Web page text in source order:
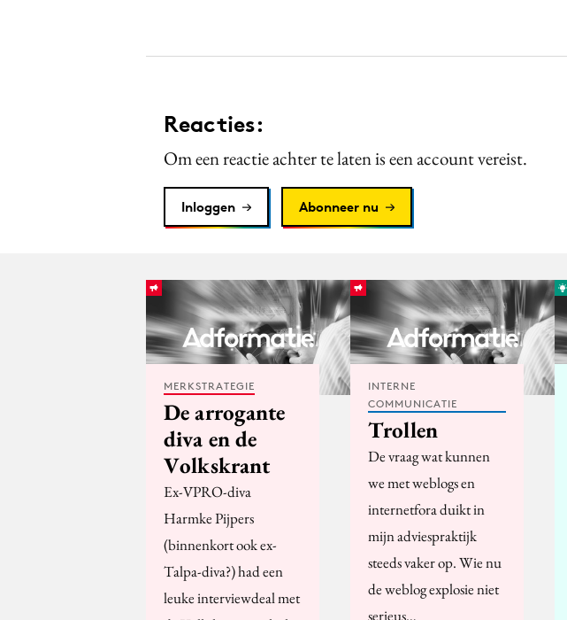
Reacties:
Om een reactie achter te laten is een account vereist.
Inloggen Abonneer nu
MERKSTRATEGIE
De arrogante
diva en de
Volkskrant
Ex-VPRO-diva
Harmke Pijpers
(binnenkort ook ex-
Talpa-diva?) had een
leuke interviewdeal met
INTERNE
COMMUNICATIE
Trollen
De vraag wat kunnen
we met weblogs en
internetfora duikt in
mijn adviespraktijk
steeds vaker op. Wie nu
de weblog explosie niet
serieus…